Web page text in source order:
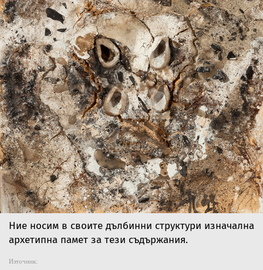
Ние носим в своите дълбинни структури изначална
архетипна памет за тези съдържания.
Източник: